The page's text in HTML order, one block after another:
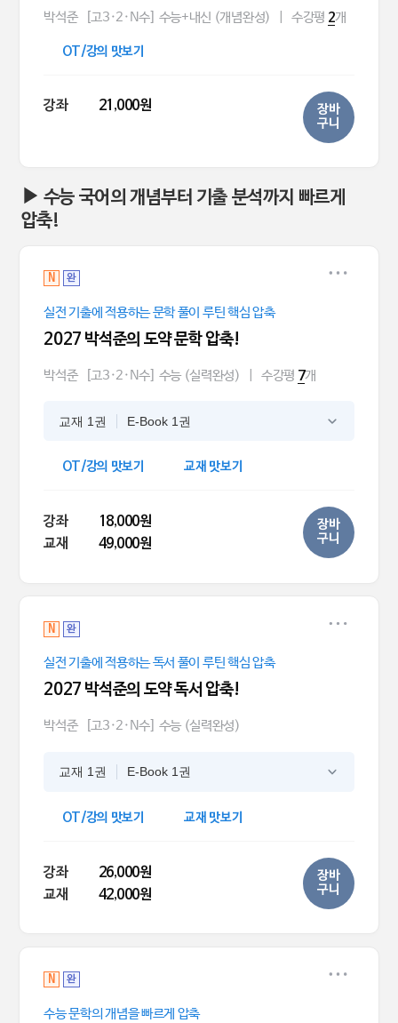
박석준 [고3·2·N수] 수능+내신 (개념완성) 수강평 2개
OT/강의 맛보기
강좌 21,000원
장바
구니
▶ 수능 국어의 개념부터 기출 분석까지 빠르게
압축!
N 완
실전 기출에 적용하는 문학 풀이 루틴 핵심 압축
2027 박석준의 도약 문학 압축!
박석준 [고3·2·N수] 수능 (실력완성) 수강평 7개
교재 1권 E-Book 1권
OT/강의 맛보기 교재 맛보기
강좌
18,000원
교재
49,000원
장바
구니
N 완
실전 기출에 적용하는 독서 풀이 루틴 핵심 압축
2027 박석준의 도약 독서 압축!
박석준 [고3·2·N수] 수능 (실력완성)
교재 1권 E-Book 1권
OT/강의 맛보기 교재 맛보기
강좌
26,000원
교재
42,000원
장바
구니
N 완
수능 문학의 개념을 빠르게 압축